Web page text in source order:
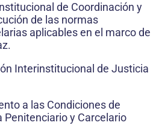
de Coordinación y
de las normas
aplicables en el marco de
Interinstitucional de Justicia
a las Condiciones de
Penitenciario y Carcelario